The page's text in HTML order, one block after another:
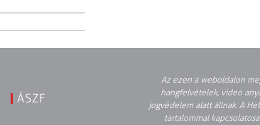
ÁSZF
Az ezen a weboldalon
hangfelvételek, video
jogvédelem alatt állnak. A
tartalommal